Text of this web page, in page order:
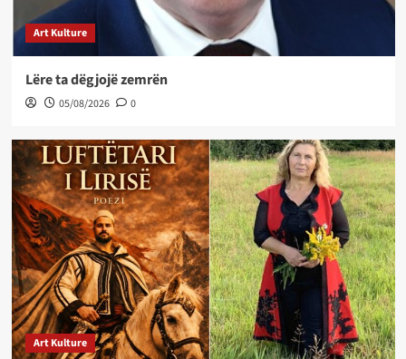
Art Kulture
Lëre ta dëgjojë zemrën
05/08/2026 0
Art Kulture